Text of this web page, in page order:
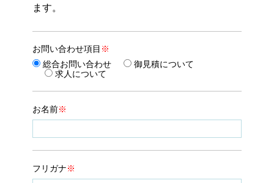
ます。
お問い合わせ項目 ※
総合お問い合わせ
御見積について
求人について
お名前※
フリガナ ※